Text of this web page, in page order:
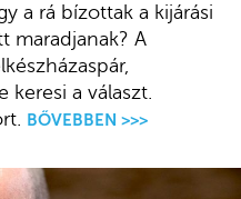
a rá bízottak a kijárási
maradjanak? A
keresi a választ.
BŐVEBBEN >>>